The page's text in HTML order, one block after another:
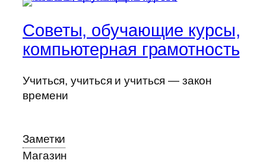
Советы, обучающие курсы,
компьютерная грамотность
Учиться, учиться и учиться — закон
времени
Заметки
Магазин